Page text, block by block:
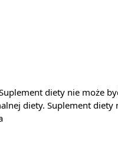
diety nie może
diety. Suplement